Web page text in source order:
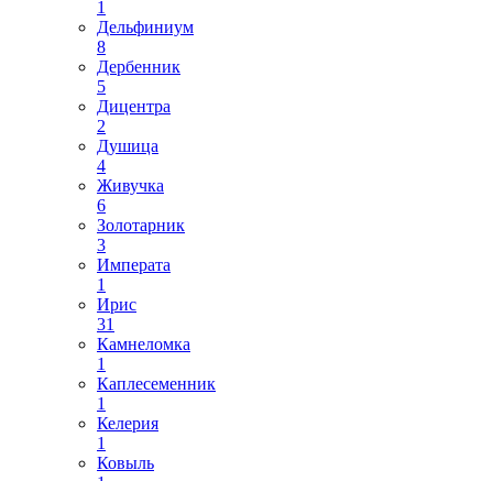
1
Дельфиниум
8
Дербенник
5
Дицентра
2
Душица
4
Живучка
6
Золотарник
3
Императа
1
Ирис
31
Камнеломка
1
Каплесеменник
1
Келерия
1
Ковыль